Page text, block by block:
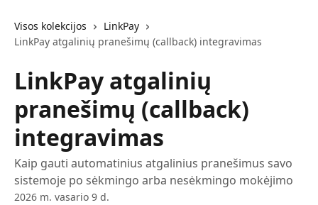
Visos kolekcijos
LinkPay
LinkPay atgalinių pranešimų (callback) integravimas
LinkPay atgalinių
pranešimų (callback)
integravimas
Kaip gauti automatinius atgalinius pranešimus savo
sistemoje po sėkmingo arba nesėkmingo mokėjimo
2026 m. vasario 9 d.